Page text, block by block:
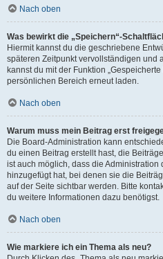
Nach oben
Was bewirkt die „Speichern“-
Hiermit kannst du die geschriebene
späteren Zeitpunkt vervollständigen und
kannst du mit der Funktion
persönlichen Bereich erneut laden.
Nach oben
Warum muss mein Beitrag erst
Die Board-Administration kann
du einen Beitrag erstellt hast, die
ist auch möglich, dass die
hinzugefügt hat, bei denen sie die
auf der Seite sichtbar werden. Bitte
du weitere Informationen dazu benötigst.
Nach oben
Wie markiere ich ein Thema als neu?